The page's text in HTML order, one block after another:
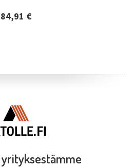
84,91 €
ja tilaaminen